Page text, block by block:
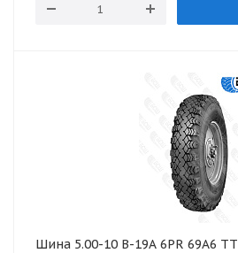
Шина 5.00-10 В-19А 6PR 69A6 TT